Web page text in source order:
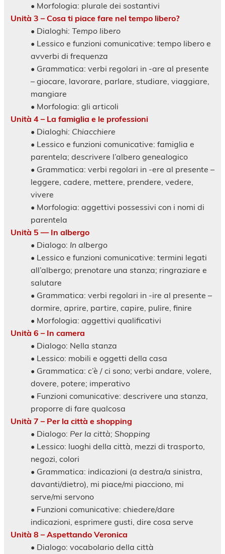
• Morfologia: plurale dei sostantivi
Unità 3 – Cosa ti piace fare nel tempo libero?
• Dialoghi: Tempo libero
• Lessico e funzioni comunicative: tempo libero e
avverbi di frequenza
• Grammatica: verbi regolari in -are al presente
– giocare, lavorare, parlare, studiare, viaggiare,
mangiare
• Morfologia: gli articoli
Unità 4 – La famiglia e le professioni
• Dialoghi: Chiacchiere
• Lessico e funzioni comunicative: famiglia e
parentela; descrivere l’albero genealogico
• Grammatica: verbi regolari in -ere al presente –
leggere, cadere, mettere, prendere, vedere,
vivere
• Morfologia: aggettivi possessivi con i nomi di
parentela
Unità 5 — In albergo
• Dialogo: In albergo
• Lessico e funzioni comunicative: termini legati
all’albergo; prenotare una stanza; ringraziare e
salutare
• Grammatica: verbi regolari in -ire al presente –
dormire, aprire, partire, capire, pulire, finire
• Morfologia: aggettivi qualificativi
Unità 6 – In camera
• Dialogo: Nella stanza
• Lessico: mobili e oggetti della casa
• Grammatica: c’è / ci sono; verbi andare, volere,
dovere, potere; imperativo
• Funzioni comunicative: descrivere una stanza,
proporre di fare qualcosa
Unità 7 – Per la città e shopping
• Dialogo: Per la città; Shopping
• Lessico: luoghi della città, mezzi di trasporto,
negozi, colori
• Grammatica: indicazioni (a destra/a sinistra,
davanti/dietro), mi piace/mi piacciono, mi
serve/mi servono
• Funzioni comunicative: chiedere/dare
indicazioni, esprimere gusti, dire cosa serve
Unità 8 – Aspettando Veronica
• Dialogo: vocabolario della città